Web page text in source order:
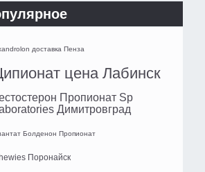
доставка Пенза
цена Лабинск
Пропионат Sp
Димитровград
Болденон Пропионат
Поронайск